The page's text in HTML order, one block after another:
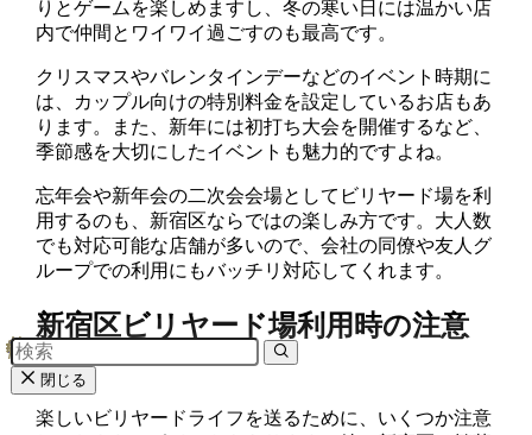
りとゲームを楽しめますし、冬の寒い日には温かい店
内で仲間とワイワイ過ごすのも最高です。
クリスマスやバレンタインデーなどのイベント時期に
は、カップル向けの特別料金を設定しているお店もあ
ります。また、新年には初打ち大会を開催するなど、
季節感を大切にしたイベントも魅力的ですよね。
忘年会や新年会の二次会会場としてビリヤード場を利
用するのも、新宿区ならではの楽しみ方です。大人数
でも対応可能な店舗が多いので、会社の同僚や友人グ
ループでの利用にもバッチリ対応してくれます。
新宿区ビリヤード場利用時の注意
点
楽しいビリヤードライフを送るために、いくつか注意
閉じる